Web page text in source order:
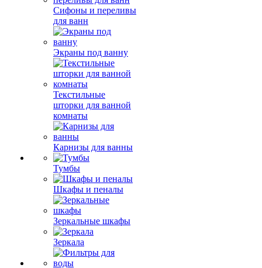
Сифоны и переливы
для ванн
Экраны под ванну
Текстильные
шторки для ванной
комнаты
Карнизы для ванны
Тумбы
Шкафы и пеналы
Зеркальные шкафы
Зеркала